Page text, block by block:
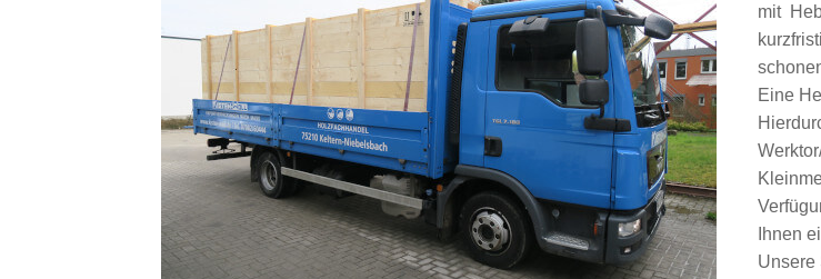
mit
Eine
Ihnen
Unsere